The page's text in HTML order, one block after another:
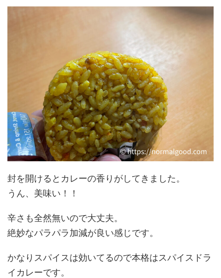
封を開けるとカレーの香りがしてきました。
うん、美味い！！
辛さも全然無いので大丈夫。
絶妙なパラパラ加減が良い感じです。
かなりスパイスは効いてるので本格はスパイスドラ
イカレーです。